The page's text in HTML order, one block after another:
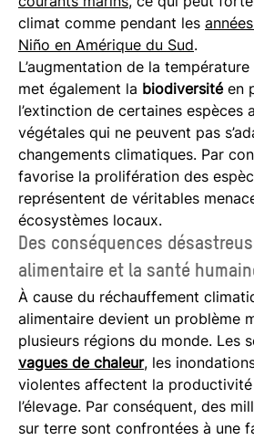
climat comme pendant les
Niño en Amérique du Sud.
L’augmentation de la
met également la biodiversitéen
l’extinction de certaines espèces
végétales qui ne peuvent pas
changements climatiques. Par
favorise la prolifération des
représentent de véritables
écosystèmes locaux.
Des conséquences
alimentaire et la santé
À cause du réchauffement
alimentaire devient un problème
plusieurs régions du monde. Les
vagues de chaleur, les
violentes affectent la
l’élevage. Par conséquent, des
sur terre sont confrontées à une